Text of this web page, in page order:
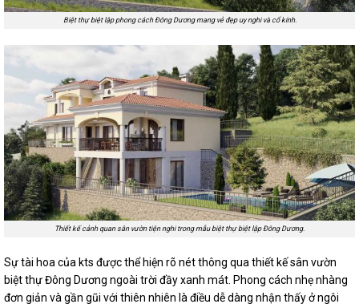
Biệt thự biệt lập phong cách Đông Dương mang vẻ đẹp uy nghi và cổ kính.
Thiết kế cảnh quan sân vườn tiện nghi trong mẫu biệt thự biệt lập Đông Dương.
Sự tài hoa của kts được thể hiện rõ nét thông qua thiết kế sân vườn
biệt thự Đông Dương ngoài trời đầy xanh mát. Phong cách nhẹ nhàng
đơn giản và gần gũi với thiên nhiên là điều dễ dàng nhận thấy ở ngôi